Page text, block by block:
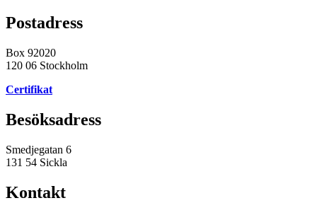
Postadress
Box 92020
120 06 Stockholm
Certifikat
Besöksadress
Smedjegatan 6
131 54 Sickla
Kontakt